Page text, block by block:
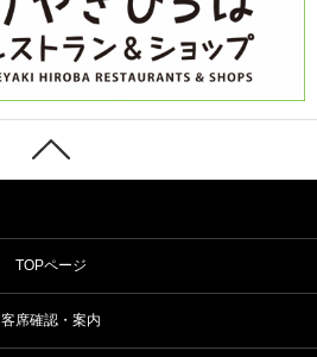
TOPページ
客席確認・案内